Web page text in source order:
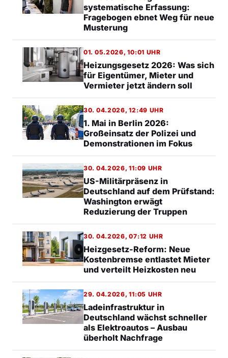
systematische Erfassung:
Fragebogen ebnet Weg für neue
Musterung
01. 05.2026, 10:01 UHR
Heizungsgesetz 2026: Was sich
für Eigentümer, Mieter und
Vermieter jetzt ändern soll
30. 04.2026, 12:49 UHR
1. Mai in Berlin 2026:
Großeinsatz der Polizei und
Demonstrationen im Fokus
30. 04.2026, 11:09 UHR
US-Militärpräsenz in
Deutschland auf dem Prüfstand:
Washington erwägt
Reduzierung der Truppen
30. 04.2026, 07:12 UHR
Heizgesetz-Reform: Neue
Kostenbremse entlastet Mieter
und verteilt Heizkosten neu
29. 04.2026, 11:05 UHR
Ladeinfrastruktur in
Deutschland wächst schneller
als Elektroautos – Ausbau
überholt Nachfrage